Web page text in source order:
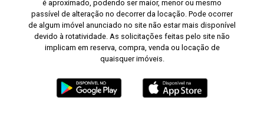
é aproximado, podendo ser maior, menor ou mesmo
passível de alteração no decorrer da locação. Pode ocorrer
de algum imóvel anunciado no site não estar mais disponível
devido à rotatividade. As solicitações feitas pelo site não
implicam em reserva, compra, venda ou locação de
quaisquer imóveis.